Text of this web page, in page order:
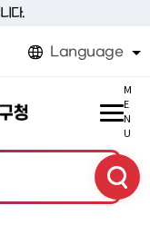
다.
Language
M
E
N
U